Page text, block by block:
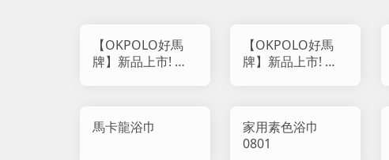
【OKPOLO好馬
牌】新品上市! 柔
【OKPOLO好馬
牌】新品上市! 日
馬卡龍浴巾
家用素色浴巾
0801